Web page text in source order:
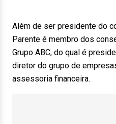
Além de ser presidente do
Parente é membro dos
Grupo ABC, do qual é
diretor do grupo de
assessoria financeira.